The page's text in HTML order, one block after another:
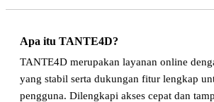
Apa itu TANTE4D?
TANTE4D merupakan layanan online
yang stabil serta dukungan fitur lengkap
pengguna. Dilengkapi akses cepat dan